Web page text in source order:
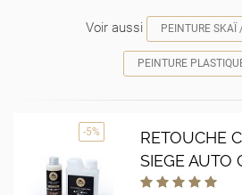
Voir aussi PEINTURE SKAÏ
PEINTURE
-5%
RETOUCHE
SIEGE AUTO